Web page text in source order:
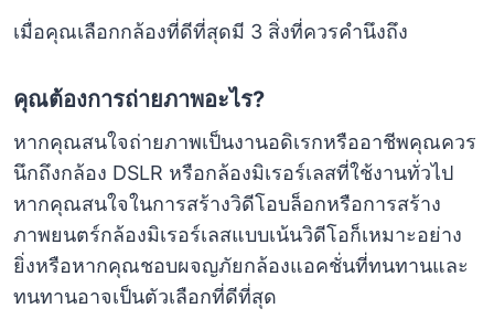
เมื่อคุณเลือกกล้องที่ดีที่สุดมี 3 สิ่งที่ควรคำนึงถึง
คุณต้องการถ่ายภาพอะไร?
หากคุณสนใจถ่ายภาพเป็นงานอดิเรกหรืออาชีพคุณควร
นึกถึงกล้อง DSLR หรือกล้องมิเรอร์เลสที่ใช้งานทั่วไป
หากคุณสนใจในการสร้างวิดีโอบล็อกหรือการสร้าง
ภาพยนตร์กล้องมิเรอร์เลสแบบเน้นวิดีโอก็เหมาะอย่าง
ยิ่งหรือหากคุณชอบผจญภัยกล้องแอคชั่นที่ทนทานและ
ทนทานอาจเป็นตัวเลือกที่ดีที่สุด